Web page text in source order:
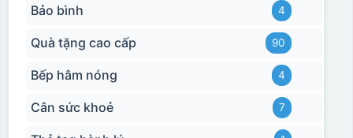
Bảo bình 4
Quà tặng cao cấp 90
Bếp hâm nóng 4
Cân sức khoẻ 7